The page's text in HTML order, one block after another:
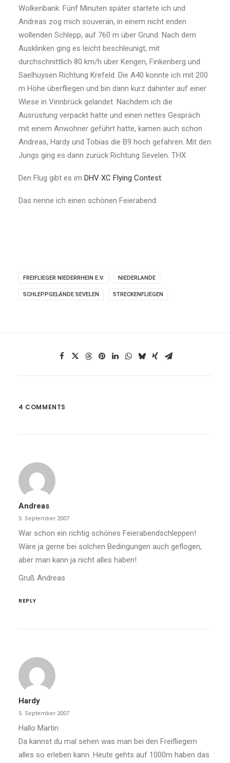
Wolkenbank. Fünf Minuten später startete ich und
Andreas zog mich souverän, in einem nicht enden
wollenden Schlepp, auf 760 m über Grund. Nach dem
Ausklinken ging es leicht beschleunigt, mit
durchschnittlich 80 km/h über Kengen, Finkenberg und
Saelhuysen Richtung Krefeld. Die A40 konnte ich mit 200
m Höhe überfliegen und bin dann kurz dahinter auf einer
Wiese in Vinnbrück gelandet. Nachdem ich die
Ausrüstung verpackt hatte und einen nettes Gespräch
mit einem Anwohner geführt hatte, kamen auch schon
Andreas, Hardy und Tobias die B9 hoch gefahren. Mit den
Jungs ging es dann zurück Richtung Sevelen. THX
Den Flug gibt es im DHV XC Flying Contest.
Das nenne ich einen schönen Feierabend.
FREIFLIEGER NIEDERRHEIN E.V. NIEDERLANDE
SCHLEPPGELÄNDE SEVELEN STRECKENFLIEGEN
4 COMMENTS
Andreas
5. September 2007
War schon ein richtig schönes Feierabendschleppen!
Wäre ja gerne bei solchen Bedingungen auch geflogen,
aber man kann ja nicht alles haben!
Gruß Andreas
REPLY
Hardy
5. September 2007
Hallo Martin
Da kannst du mal sehen was man bei den Freifliegern
alles so erleben kann. Heute gehts auf 1000m haben das